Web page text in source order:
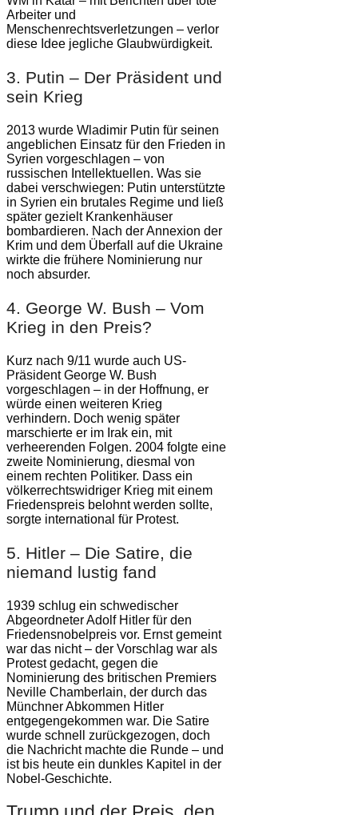
Arbeiter und
Menschenrechtsverletzungen – verlor
diese Idee jegliche Glaubwürdigkeit.
3. Putin – Der Präsident und
sein Krieg
2013 wurde Wladimir Putin für seinen
angeblichen Einsatz für den Frieden in
Syrien vorgeschlagen – von
russischen Intellektuellen. Was sie
dabei verschwiegen: Putin unterstützte
in Syrien ein brutales Regime und ließ
später gezielt Krankenhäuser
bombardieren. Nach der Annexion der
Krim und dem Überfall auf die Ukraine
wirkte die frühere Nominierung nur
noch absurder.
4. George W. Bush – Vom
Krieg in den Preis?
Kurz nach 9/11 wurde auch US-
Präsident George W. Bush
vorgeschlagen – in der Hoffnung, er
würde einen weiteren Krieg
verhindern. Doch wenig später
marschierte er im Irak ein, mit
verheerenden Folgen. 2004 folgte eine
zweite Nominierung, diesmal von
einem rechten Politiker. Dass ein
völkerrechtswidriger Krieg mit einem
Friedenspreis belohnt werden sollte,
sorgte international für Protest.
5. Hitler – Die Satire, die
niemand lustig fand
1939 schlug ein schwedischer
Abgeordneter Adolf Hitler für den
Friedensnobelpreis vor. Ernst gemeint
war das nicht – der Vorschlag war als
Protest gedacht, gegen die
Nominierung des britischen Premiers
Neville Chamberlain, der durch das
Münchner Abkommen Hitler
entgegengekommen war. Die Satire
wurde schnell zurückgezogen, doch
die Nachricht machte die Runde – und
ist bis heute ein dunkles Kapitel in der
Nobel-Geschichte.